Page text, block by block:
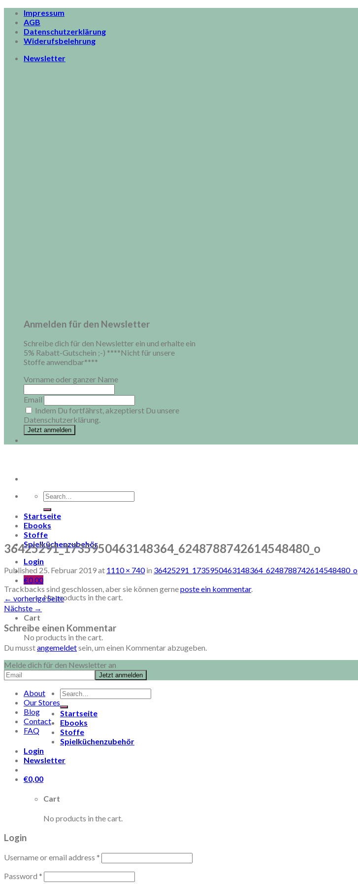
Skip
content
Impressum
AGB
Datenschutzerklärung
Widerufsbelehrung
Newsletter
Anmelden für den Newsletter
Schreibe dich für den Newsletter ein und erhalte ein
5% Rabatt-Gutschein ;-) ****Nicht für unsere
Stoffe anwendbar****
Vorname oder ganzer Name
Email
Indem Du fortfährst, akzeptierst Du unsere
Datenschutzerklärung.
Search
for:
Startseite
Ebooks
Stoffe
Spielküchenzubehör
Login
€0,00
No products in the cart.
Cart
No products in the cart.
36425291_1735950463148364_6248788742614548480_o
Published 25. Februar 2019at 1110 × 740in 36425291_1735950463148364_6248788742614548480_o
Trackbacks sind geschlossen, aber sie können gerneposte ein kommentar.
← vorherige Seite
Nächste →
Schreibe einen Kommentar
Du musstangemeldetsein, um einen Kommentar abzugeben.
Melde dich für den Newsletter an
About
Our Stores
Blog
Contact
FAQ
Search
for:
Startseite
Ebooks
Stoffe
Spielküchenzubehör
Login
Newsletter
€0,00
Cart
No products in the cart.
Login
Username or email address *
Password *